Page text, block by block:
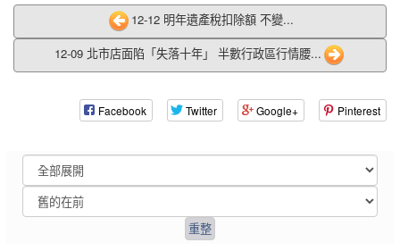
12-12 明年遺產稅扣除額 不變...
12-09 北市店面陷「失落十年」 半數行政區行情腰...
Facebook Twitter Google+ Pinterest